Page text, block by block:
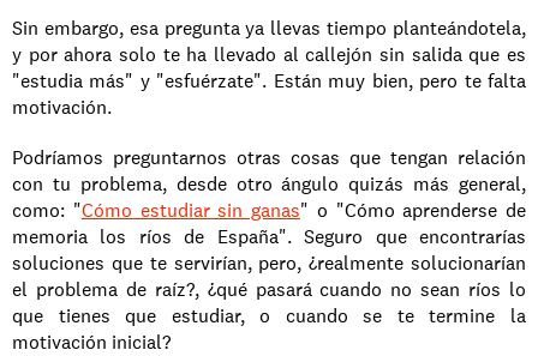
Sin embargo, esa pregunta ya llevas tiempo planteándotela,
y por ahora solo te ha llevado al callejón sin salida que es
"estudia más" y "esfuérzate". Están muy bien, pero te falta
motivación.
Podríamos preguntarnos otras cosas que tengan relación
con tu problema, desde otro ángulo quizás más general,
como: "Cómo estudiar sin ganas" o "Cómo aprenderse de
memoria los ríos de España". Seguro que encontrarías
soluciones que te servirían, pero, ¿realmente solucionarían
el problema de raíz?, ¿qué pasará cuando no sean ríos lo
que tienes que estudiar, o cuando se te termine la
motivación inicial?